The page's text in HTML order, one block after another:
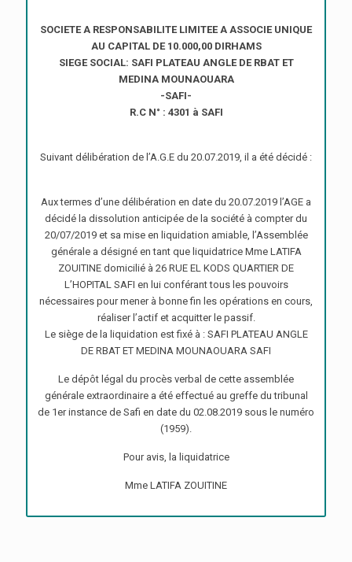
SOCIETE A RESPONSABILITE LIMITEE A ASSOCIE UNIQUE
AU CAPITAL DE 10.000,00 DIRHAMS
SIEGE SOCIAL: SAFI PLATEAU ANGLE DE RBAT ET
MEDINA MOUNAOUARA
-SAFI-
R.C N° : 4301 à SAFI
Suivant délibération de l’A.G.E du 20.07.2019, il a été décidé :
Aux termes d’une délibération en date du 20.07.2019 l’AGE a
décidé la dissolution anticipée de la société à compter du
20/07/2019 et sa mise en liquidation amiable, l’Assemblée
générale a désigné en tant que liquidatrice Mme LATIFA
ZOUITINE domicilié à 26 RUE EL KODS QUARTIER DE
L’HOPITAL SAFI en lui conférant tous les pouvoirs
nécessaires pour mener à bonne fin les opérations en cours,
réaliser l’actif et acquitter le passif.
Le siège de la liquidation est fixé à : SAFI PLATEAU ANGLE
DE RBAT ET MEDINA MOUNAOUARA SAFI
Le dépôt légal du procès verbal de cette assemblée
générale extraordinaire a été effectué au greffe du tribunal
de 1er instance de Safi en date du 02.08.2019 sous le numéro
(1959).
Pour avis, la liquidatrice
Mme LATIFA ZOUITINE